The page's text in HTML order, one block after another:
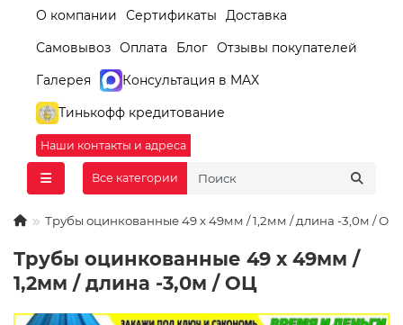
О компании Сертификаты
Доставка
Самовывоз Оплата Блог Отзывы покупателей
Галерея
Консультация в MAX
Тинькофф кредитование
Наши контакты и адреса
Все категории
Трубы оцинкованные 49 х 49мм / 1,2мм / длина -3,0м / ОЦ
Трубы оцинкованные 49 х 49мм /
1,2мм / длина -3,0м / ОЦ